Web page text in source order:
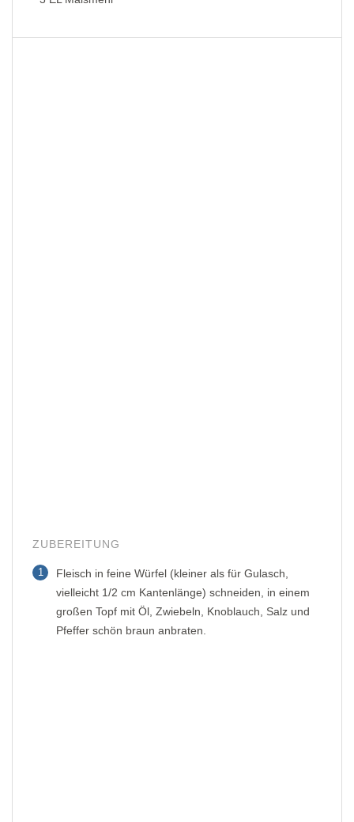
ZUBEREITUNG
1
Fleisch in feine Würfel (kleiner als für Gulasch,
vielleicht 1/2 cm Kantenlänge) schneiden, in einem
großen Topf mit Öl, Zwiebeln, Knoblauch, Salz und
Pfeffer schön braun anbraten.